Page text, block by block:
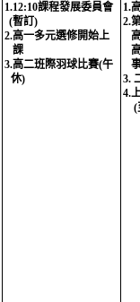
1.12:10課程發展委員會
(暫訂)
2.高一多元選修開始上
課
3.高二班際羽球比賽(午
休)
1.
2.
3.
4.
(